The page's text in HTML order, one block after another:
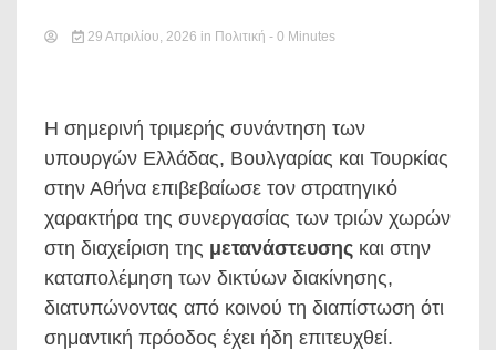
29 Απριλίου, 2026 in Πολιτική - 0 Minutes
Η σημερινή τριμερής συνάντηση των
υπουργών Ελλάδας, Βουλγαρίας και Τουρκίας
στην Αθήνα επιβεβαίωσε τον στρατηγικό
χαρακτήρα της συνεργασίας των τριών χωρών
στη διαχείριση της μετανάστευσης και στην
καταπολέμηση των δικτύων διακίνησης,
διατυπώνοντας από κοινού τη διαπίστωση ότι
σημαντική πρόοδος έχει ήδη επιτευχθεί.